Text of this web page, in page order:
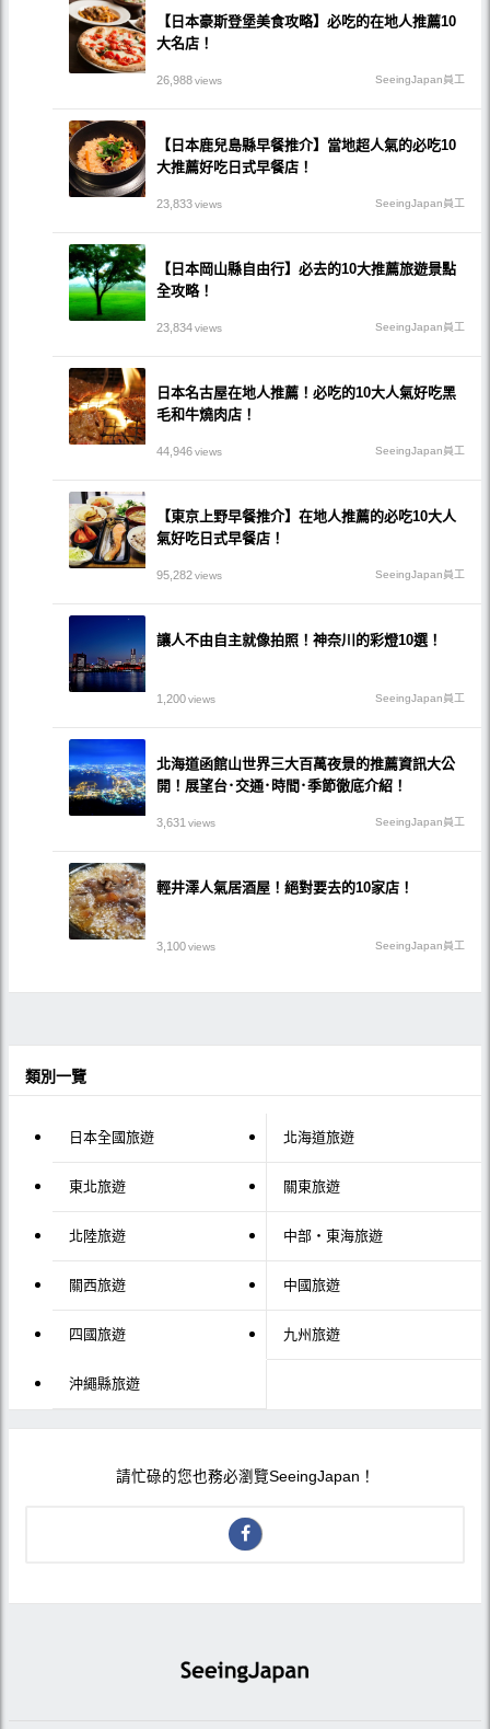
【日本豪斯登堡美食攻略】必吃的在地人推薦10
大名店！
26,988views SeeingJapan員工
【日本鹿兒島縣早餐推介】當地超人氣的必吃10
大推薦好吃日式早餐店！
23,833views SeeingJapan員工
【日本岡山縣自由行】必去的10大推薦旅遊景點
全攻略！
23,834views SeeingJapan員工
日本名古屋在地人推薦！必吃的10大人氣好吃黑
毛和牛燒肉店！
44,946views SeeingJapan員工
【東京上野早餐推介】在地人推薦的必吃10大人
氣好吃日式早餐店！
95,282views SeeingJapan員工
讓人不由自主就像拍照！神奈川的彩燈10選！
1,200views SeeingJapan員工
北海道函館山世界三大百萬夜景的推薦資訊大公
開！展望台･交通･時間･季節徹底介紹！
3,631 views SeeingJapan員工
輕井澤人氣居酒屋！絕對要去的10家店！
3,100views SeeingJapan員工
類別一覽
日本全國旅遊 北海道旅遊
東北旅遊 關東旅遊
北陸旅遊 中部・東海旅遊
關西旅遊 中國旅遊
四國旅遊 九州旅遊
沖繩縣旅遊
請忙碌的您也務必瀏覽SeeingJapan！